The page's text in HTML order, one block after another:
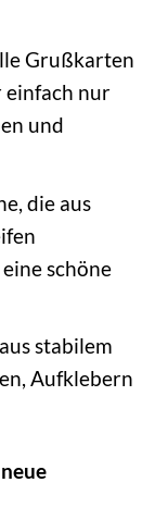
Grußkarten
einfach nur
und
die aus
schöne
stabilem
Aufklebern